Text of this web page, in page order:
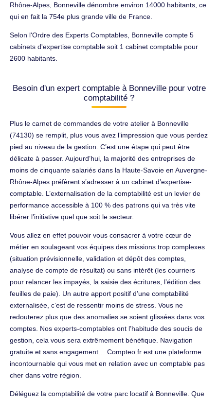
Rhône-Alpes, Bonneville dénombre environ 14000 habitants, ce
qui en fait la 754e plus grande ville de France.
Selon l'Ordre des Experts Comptables, Bonneville compte 5
cabinets d'expertise comptable soit 1 cabinet comptable pour
2600 habitants.
Besoin d'un expert comptable à Bonneville pour votre
comptabilité ?
Plus le carnet de commandes de votre atelier à Bonneville
(74130) se remplit, plus vous avez l’impression que vous perdez
pied au niveau de la gestion. C’est une étape qui peut être
délicate à passer. Aujourd’hui, la majorité des entreprises de
moins de cinquante salariés dans la Haute-Savoie en Auvergne-
Rhône-Alpes préfèrent s’adresser à un cabinet d’expertise-
comptable. L’externalisation de la comptabilité est un levier de
performance accessible à 100 % des patrons qui va très vite
libérer l’initiative quel que soit le secteur.
Vous allez en effet pouvoir vous consacrer à votre cœur de
métier en soulageant vos équipes des missions trop complexes
(situation prévisionnelle, validation et dépôt des comptes,
analyse de compte de résultat) ou sans intérêt (les courriers
pour relancer les impayés, la saisie des écritures, l’édition des
feuilles de paie). Un autre apport positif d’une comptabilité
externalisée, c’est de ressentir moins de stress. Vous ne
redouterez plus que des anomalies se soient glissées dans vos
comptes. Nos experts-comptables ont l’habitude des soucis de
gestion, cela vous sera extrêmement bénéfique. Navigation
gratuite et sans engagement… Compteo.fr est une plateforme
incontournable qui vous met en relation avec un comptable pas
cher dans votre région.
Déléguez la comptabilité de votre parc locatif à Bonneville. Que